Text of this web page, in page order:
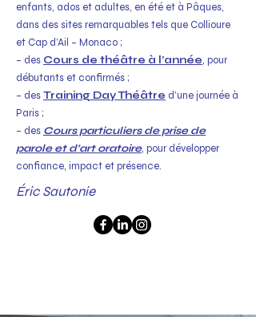
enfants, ados et adultes, en été et à Pâques,
dans des sites remarquables tels que Collioure
et Cap d’Ail – Monaco ;
– des Cours de théâtre à l’année, pour
débutants et confirmés ;
– desTraining Day Théâtre d’une journée à
Paris ;
– des Cours particuliers de prise de
parole et d’art oratoire, pour développer
confiance, impact et présence.
Éric Sautonie